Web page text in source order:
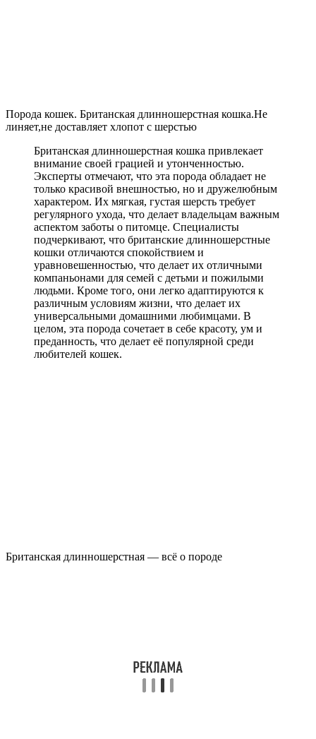
Порода кошек. Британская длинношерстная кошка.Не
линяет,не доставляет хлопот с шерстью
Британская длинношерстная кошка привлекает
внимание своей грацией и утонченностью.
Эксперты отмечают, что эта порода обладает не
только красивой внешностью, но и дружелюбным
характером. Их мягкая, густая шерсть требует
регулярного ухода, что делает владельцам важным
аспектом заботы о питомце. Специалисты
подчеркивают, что британские длинношерстные
кошки отличаются спокойствием и
уравновешенностью, что делает их отличными
компаньонами для семей с детьми и пожилыми
людьми. Кроме того, они легко адаптируются к
различным условиям жизни, что делает их
универсальными домашними любимцами. В
целом, эта порода сочетает в себе красоту, ум и
преданность, что делает её популярной среди
любителей кошек.
Британская длинношерстная — всё о породе